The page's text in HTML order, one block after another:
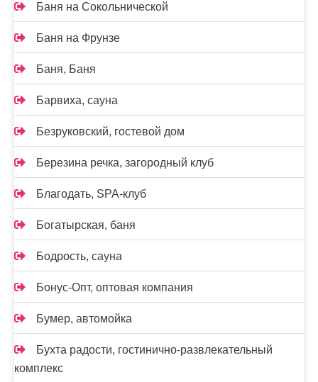
Баня на Сокольнической
Баня на Фрунзе
Баня, Баня
Барвиха, сауна
Безруковский, гостевой дом
Березина речка, загородный клуб
Благодать, SPA-клуб
Богатырская, баня
Бодрость, сауна
Бонус-Опт, оптовая компания
Бумер, автомойка
Бухта радости, гостинично-развлекательный
комплекс